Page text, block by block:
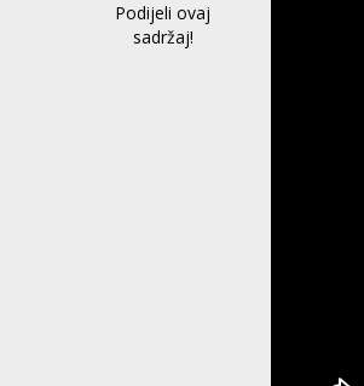
Podijeli ovaj
sadržaj!